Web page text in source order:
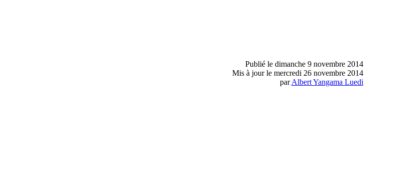
Publié le dimanche 9 novembre 2014
Mis à jour le mercredi 26 novembre 2014
parAlbert Yangama Luedi